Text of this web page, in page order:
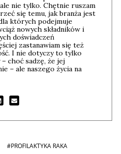
nie tylko. Chętnie ruszam
się temu, jak branża jest
których podejmuje
nowych składników i
doświadczeń
zastanawiam się też
I nie dotyczy to tylko
choć sadzę, że jej
– ale naszego życia na
#PROFILAKTYKA RAKA